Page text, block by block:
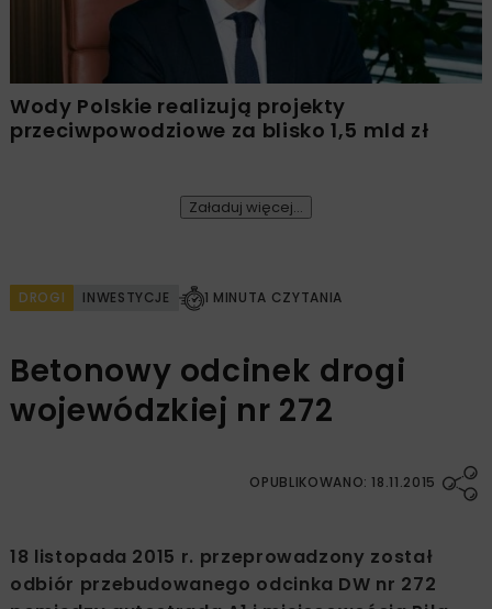
Wody Polskie realizują projekty
przeciwpowodziowe za blisko 1,5 mld zł
Załaduj więcej...
DROGI INWESTYCJE 1 MINUTA CZYTANIA
Betonowy odcinek drogi
wojewódzkiej nr 272
OPUBLIKOWANO: 18.11.2015
18 listopada 2015 r. przeprowadzony został
odbiór przebudowanego odcinka DW nr 272